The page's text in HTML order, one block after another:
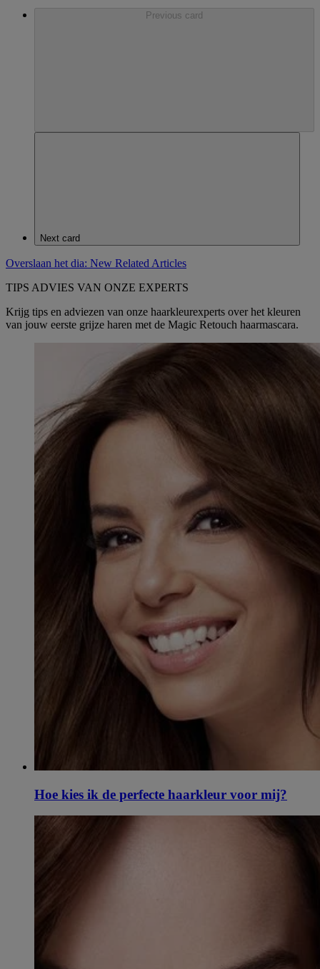
Previous card
Next card
Overslaan het dia: New Related Articles
TIPS ADVIES VAN ONZE EXPERTS
Krijg tips en adviezen van onze haarkleurexperts over het kleuren
van jouw eerste grijze haren met de Magic Retouch haarmascara.
Hoe kies ik de perfecte haarkleur voor mij?